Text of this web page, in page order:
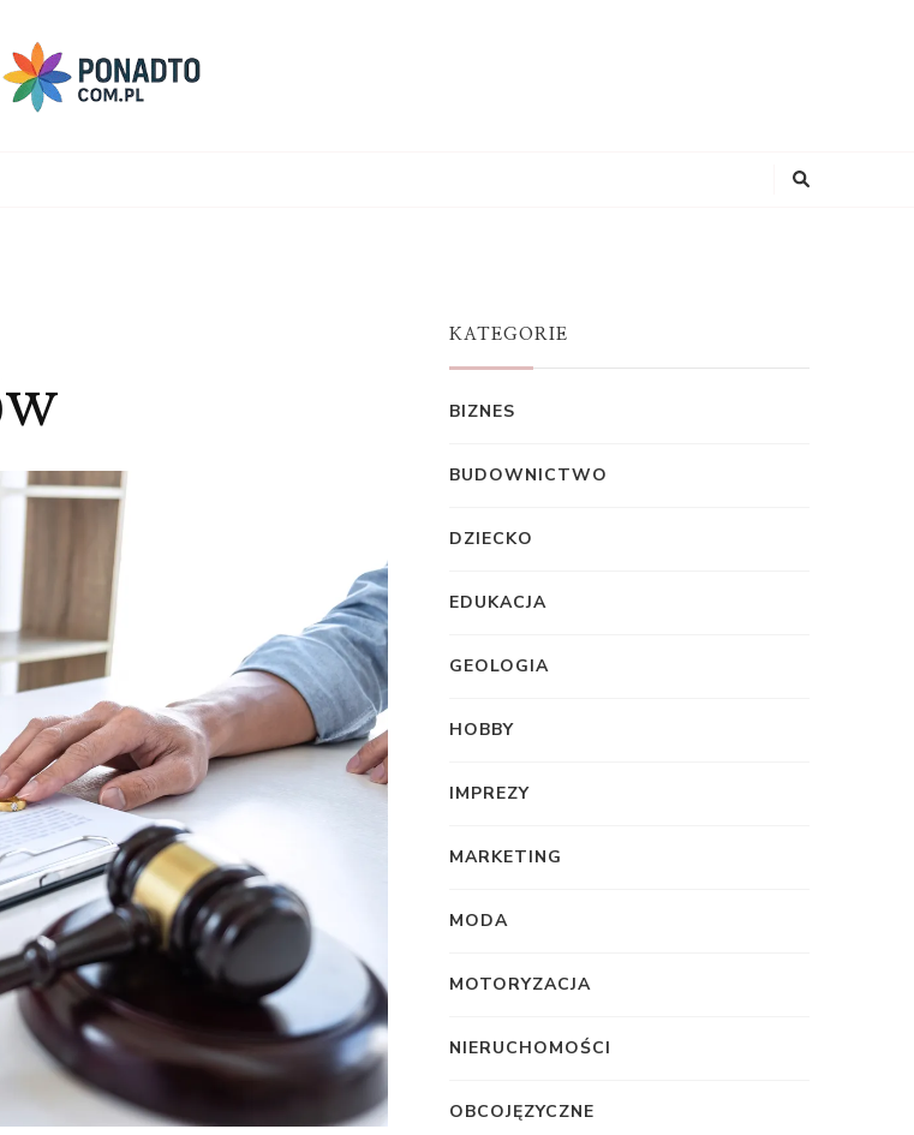
KATEGORIE
BIZNES
BUDOWNICTWO
DZIECKO
EDUKACJA
GEOLOGIA
HOBBY
IMPREZY
MARKETING
MODA
MOTORYZACJA
NIERUCHOMOŚCI
OBCOJĘZYCZNE